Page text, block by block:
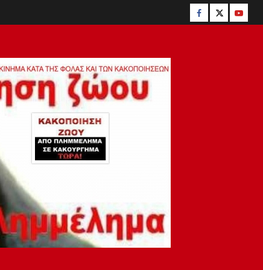
Facebook
Twitter